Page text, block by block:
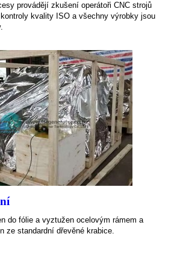
provádějí zkušení operátoři CNC strojů
kvality ISO a všechny výrobky jsou
do fólie a vyztužen ocelovým rámem a
ze standardní dřevěné krabice.